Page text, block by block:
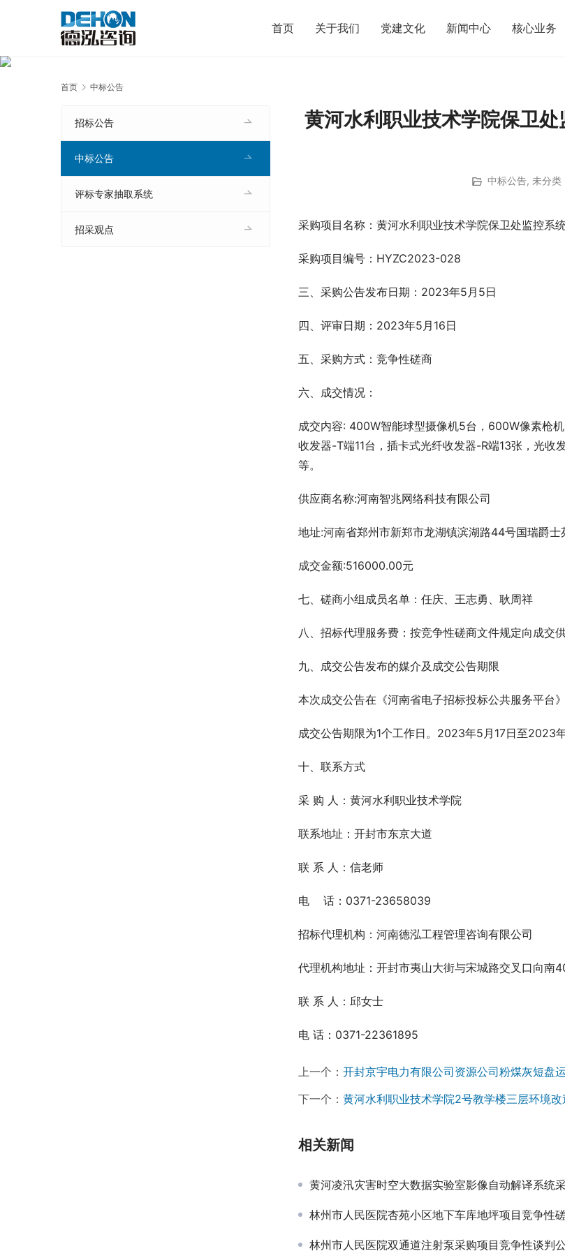
首页 关于我们 党建文化 新闻中心 核心业务
首页 中标公告
黄河水利职业技术学院保卫
中标公告, 未分类
采购项目名称：黄河水利职业技术学院保卫处监控系
采购项目编号：HYZC2023-028
三、采购公告发布日期：2023年5月5日
四、评审日期：2023年5月16日
五、采购方式：竞争性磋商
六、成交情况：
成交内容: 400W智能球型摄像机5台，600W像素枪
收发器-T端11台，插卡式光纤收发器-R端13张，光收
等。
供应商名称:河南智兆网络科技有限公司
地址:河南省郑州市新郑市龙湖镇滨湖路44号国瑞爵
成交金额:516000.00元
七、磋商小组成员名单：任庆、王志勇、耿周祥
八、招标代理服务费：按竞争性磋商文件规定向成交
九、成交公告发布的媒介及成交公告期限
本次成交公告在《河南省电子招标投标公共服务平台》
成交公告期限为1个工作日。2023年5月17日至2023
十、联系方式
采 购 人：黄河水利职业技术学院
联系地址：开封市东京大道
联 系 人：信老师
电    话：0371-23658039
招标代理机构：河南德泓工程管理咨询有限公司
代理机构地址：开封市夷山大街与宋城路交叉口向南
联 系 人：邱女士
电 话：0371-22361895
上一个： 开封京宇电力有限公司资源公司粉煤灰短盘
下一个： 黄河水利职业技术学院2号教学楼三层环境
相关新闻
黄河凌汛灾害时空大数据实验室影像自动解译系统采购项目成交公
林州市人民医院杏苑小区地下车库地坪项目竞争性磋商公告
林州市人民医院双通道注射泵采购项目竞争性谈判
招标公告
中标公告
评标专家抽取系统
招采观点